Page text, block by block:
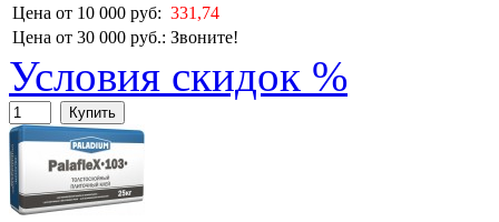
Цена от 10 000 руб: 331,74
Цена от 30 000 руб.: Звоните!
Условия скидок %
Купить